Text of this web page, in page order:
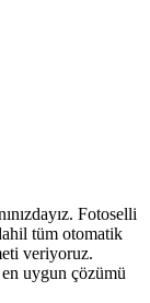
Fotoselli
tüm otomatik
veriyoruz.
uygun çözümü